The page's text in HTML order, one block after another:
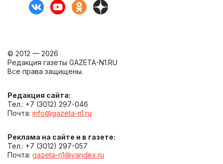
© 2012 — 2026
Редакция газеты GAZETA-N1.RU
Все права защищены.
Редакция сайта:
Тел.: +7 (3012) 297-046
Почта: info@gazeta-n1.ru
Реклама на сайте и в газете:
Тел.: +7 (3012) 297-057
Почта: gazeta-n1@yandex.ru